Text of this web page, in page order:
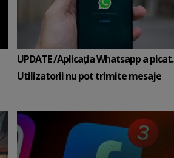
UPDATE /Aplicaţia Whatsapp a picat.
Utilizatorii nu pot trimite mesaje